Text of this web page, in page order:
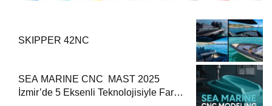
SKIPPER 42NC
SEA MARINE CNC MAST 2025
İzmir’de 5 Eksenli Teknolojisiyle Fark